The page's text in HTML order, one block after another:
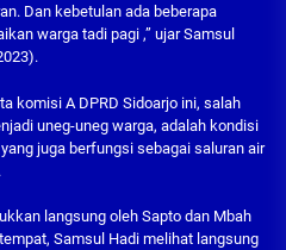
Dan kebetulan ada beberapa
warga tadi pagi ,” ujar Samsul
komisi A DPRD Sidoarjo ini, salah
uneg-uneg warga, adalah kondisi
juga berfungsi sebagai saluran air
langsung oleh Sapto dan Mbah
Samsul Hadi melihat langsung